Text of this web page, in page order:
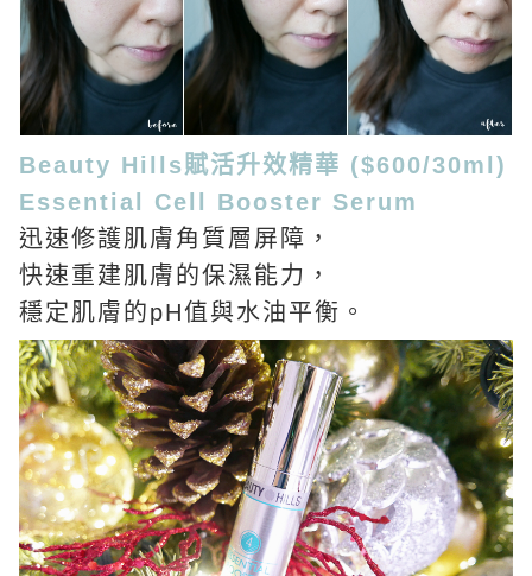
Beauty Hills賦活升效精華 ($600/30ml)
Essential Cell Booster Serum
迅速修護肌膚角質層屏障，
快速重建肌膚的保濕能力，
穩定肌膚的pH值與水油平衡。